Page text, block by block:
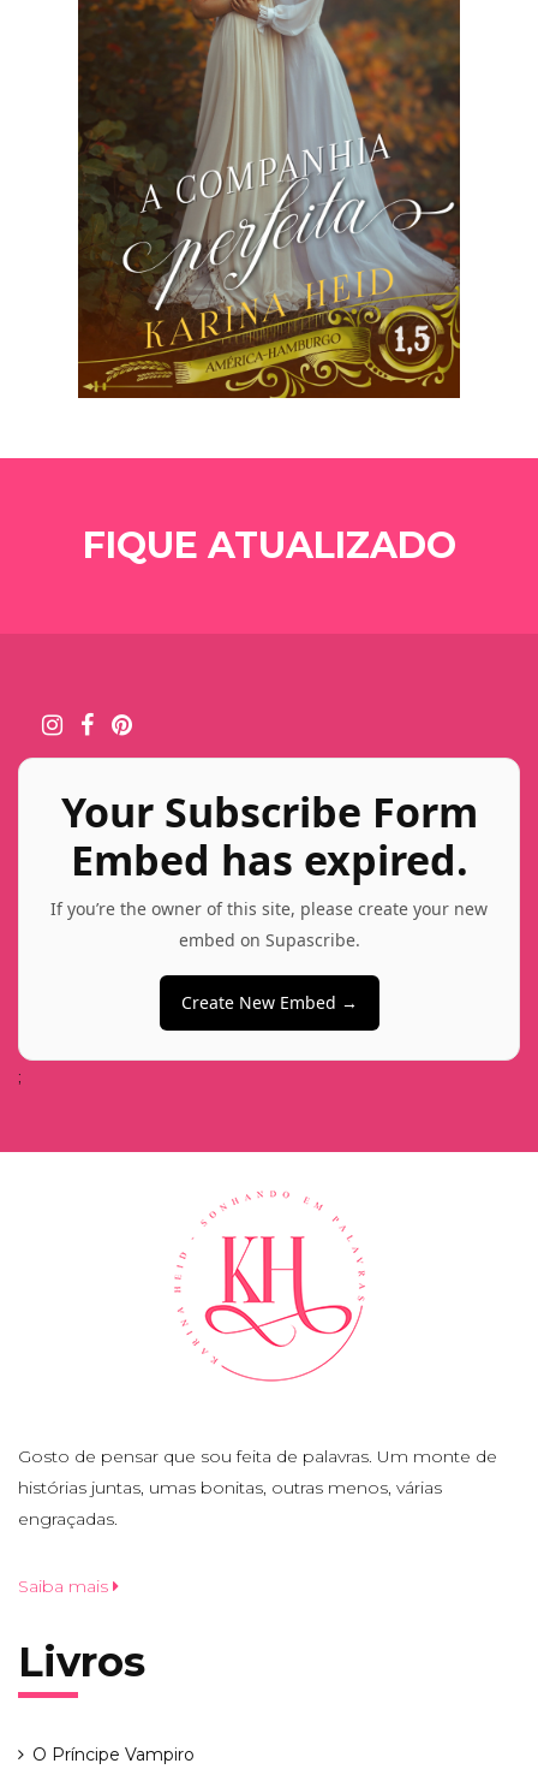
FIQUE ATUALIZADO
Your Subscribe Form
Embed has expired.
If you’re the owner of this site, please create your new
embed on Supascribe.
Create New Embed →
;
Gosto de pensar que sou feita de palavras. Um monte de
histórias juntas, umas bonitas, outras menos, várias
engraçadas.
Saiba mais
Livros
O Príncipe Vampiro